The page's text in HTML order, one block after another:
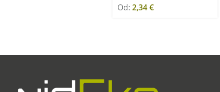
Od: 2,34€